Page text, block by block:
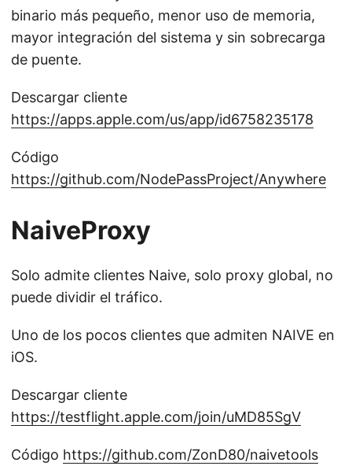
binario más pequeño, menor uso de memoria,
mayor integración del sistema y sin sobrecarga
de puente.
Descargar cliente
https://apps.apple.com/us/app/id6758235178
Código
https://github.com/NodePassProject/Anywhere
NaiveProxy
Solo admite clientes Naive, solo proxy global, no
puede dividir el tráfico.
Uno de los pocos clientes que admiten NAIVE en
iOS.
Descargar cliente
https://testflight.apple.com/join/uMD85SgV
Código https://github.com/ZonD80/naivetools